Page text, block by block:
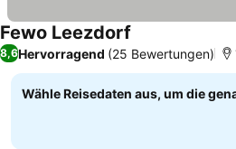
Fewo Leezdorf
8,6Hervorragend (25 Bewertungen)
Wähle Reisedaten aus, um die